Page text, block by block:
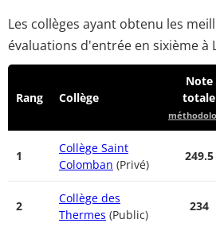
Les collèges ayant obtenu les
évaluations d'entrée en sixième à
Rang Collège
Note
totale
1
Collège Saint
Colomban (Privé)
249.5
2
Collège des
Thermes (Public)
234